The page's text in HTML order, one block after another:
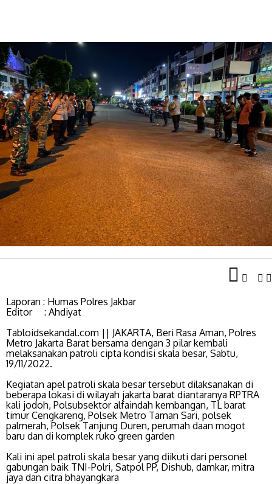
Laporan : Humas Polres Jakbar
Editor : Ahdiyat
Tabloidsekandal.com || JAKARTA, Beri Rasa Aman, Polres
Metro Jakarta Barat bersama dengan 3 pilar kembali
melaksanakan patroli cipta kondisi skala besar, Sabtu,
19/11/2022.
Kegiatan apel patroli skala besar tersebut dilaksanakan di
beberapa lokasi di wilayah jakarta barat diantaranya RPTRA
kali jodoh, Polsubsektor alfaindah kembangan, TL barat
timur Cengkareng, Polsek Metro Taman Sari, polsek
palmerah, Polsek Tanjung Duren, perumah daan mogot
baru dan di komplek ruko green garden
Kali ini apel patroli skala besar yang diikuti dari personel
gabungan baik TNI-Polri, Satpol PP, Dishub, damkar, mitra
jaya dan citra bhayangkara